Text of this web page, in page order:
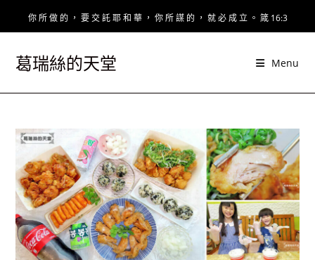
你 所 做 的 ， 要 交 託 耶 和 華 ， 你 所 謀 的 ， 就 必 成 立 。 箴 16:3
葛瑞絲的天堂 Menu